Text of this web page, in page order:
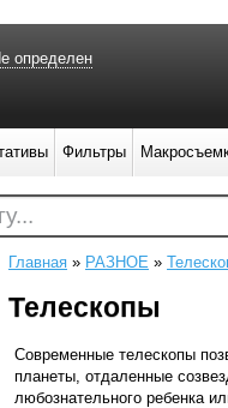
Главная » РАЗНОЕ »
Телескопы
Современные телескопы
планеты, отдаленные
любознательного ребенка
определен
Фильтры